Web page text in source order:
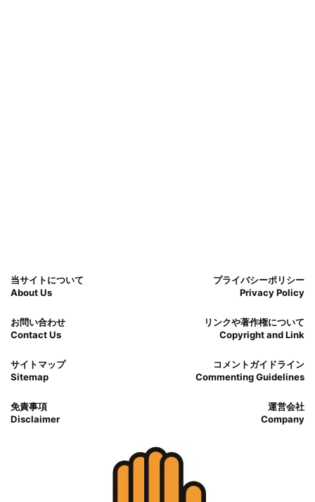
当サイトについて
About Us
プライバシーポリシー
Privacy Policy
お問い合わせ
Contact Us
リンクや著作権について
Copyright and Link
サイトマップ
Sitemap
コメントガイドライン
Commenting Guidelines
免責事項
Disclaimer
運営会社
Company